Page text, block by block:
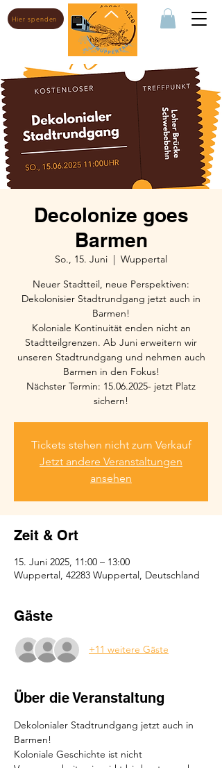
Hier spenden
Decolonize goes
Barmen
So., 15. Juni
  |
Wuppertal
Neuer Stadtteil, neue Perspektiven:
Dekolonisier Stadtrundgang jetzt auch in
Barmen!
Koloniale Kontinuität enden nicht an
Stadtteilgrenzen. Ab Juni erweitern wir
unseren Stadtrundgang und nehmen auch
Barmen in den Fokus!
Nächster Termin: 15.06.2025- jetzt Platz
sichern!
Tickets stehen nicht zum Verkauf
Jetzt andere Veranstaltungen
ansehen
Zeit & Ort
15. Juni 2025, 11:00 – 13:00
Wuppertal, 42283 Wuppertal, Deutschland
Gäste
+11 weitere Gäste
Über die Veranstaltung
Dekolonialer Stadtrundgang jetzt auch in
Barmen!
Koloniale Geschichte ist nicht